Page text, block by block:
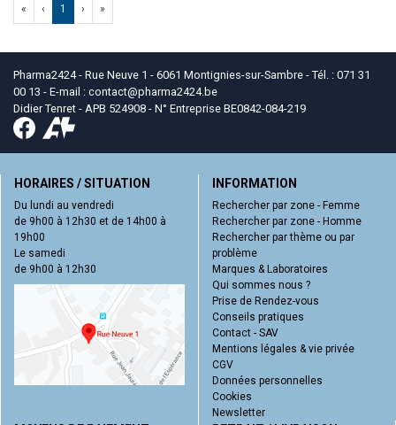
« ‹ 1 › »
Pharma2424 - Rue Neuve 1 - 6061 Montignies-sur-Sambre - Tél. : 071 31
00 13 - E-mail : contact@pharma2424.be
Didier Tenret - APB 524908 - N° Entreprise BE0842-084-219
HORAIRES / SITUATION
Du lundi au vendredi
de 9h00 à 12h30 et de 14h00 à
19h00
Le samedi
de 9h00 à 12h30
INFORMATION
Rechercher par zone - Femme
Rechercher par zone - Homme
Rechercher par thème ou par
problème
Marques & Laboratoires
Qui sommes nous ?
Prise de Rendez-vous
Conseils pratiques
Contact - SAV
Mentions légales & vie privée
CGV
Données personnelles
Cookies
Newsletter